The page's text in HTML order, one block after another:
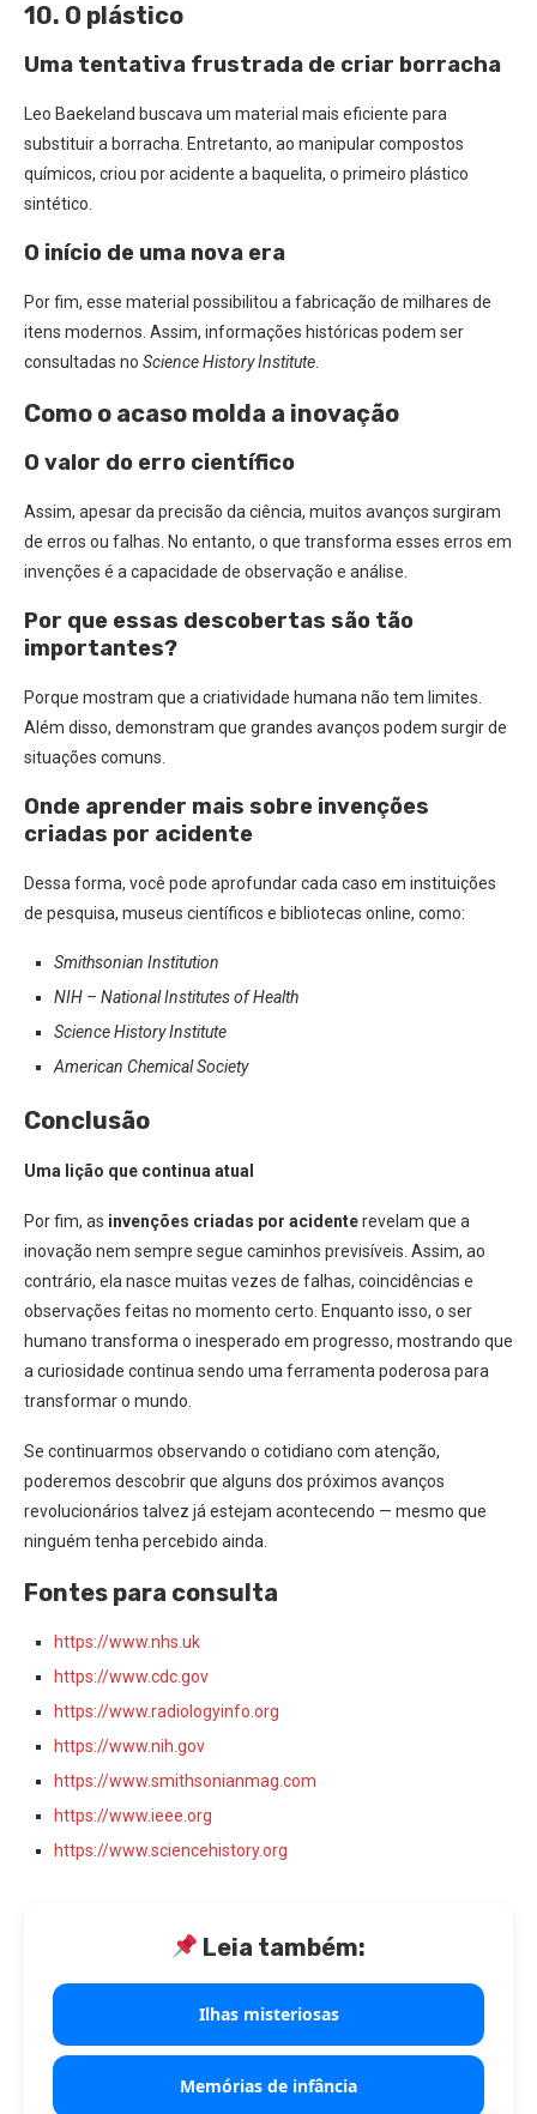
10. O plástico
Uma tentativa frustrada de criar borracha
Leo Baekeland buscava um material mais eficiente para
substituir a borracha. Entretanto, ao manipular compostos
químicos, criou por acidente a baquelita, o primeiro plástico
sintético.
O início de uma nova era
Por fim, esse material possibilitou a fabricação de milhares de
itens modernos. Assim, informações históricas podem ser
consultadas no Science History Institute
Como o acaso molda a inovação
O valor do erro científico
Assim, apesar da precisão da ciência, muitos avanços surgiram
de erros ou falhas. No entanto, o que transforma esses erros em
invenções é a capacidade de observação e análise.
Por que essas descobertas são tão
importantes?
Porque mostram que a criatividade humana não tem limites.
Além disso, demonstram que grandes avanços podem surgir de
situações comuns.
Onde aprender mais sobre invenções
criadas por acidente
Dessa forma, você pode aprofundar cada caso em instituições
de pesquisa, museus científicos e bibliotecas online, como:
Smithsonian Institution
NIH – National Institutes of Health
Science History Institute
American Chemical Society
Conclusão
Uma lição que continua atual
Por fim, as invenções criadas por acidenterevelam que a
inovação nem sempre segue caminhos previsíveis. Assim, ao
contrário, ela nasce muitas vezes de falhas, coincidências e
observações feitas no momento certo. Enquanto isso, o ser
humano transforma o inesperado em progresso, mostrando que
a curiosidade continua sendo uma ferramenta poderosa para
transformar o mundo.
Se continuarmos observando o cotidiano com atenção,
poderemos descobrir que alguns dos próximos avanços
revolucionários talvez já estejam acontecendo — mesmo que
ninguém tenha percebido ainda.
Fontes para consulta
https://www.nhs.uk
https://www.cdc.gov
https://www.radiologyinfo.org
https://www.nih.gov
https://www.smithsonianmag.com
https://www.ieee.org
https://www.sciencehistory.org
Leia também:
Ilhas misteriosas
Memórias de infância